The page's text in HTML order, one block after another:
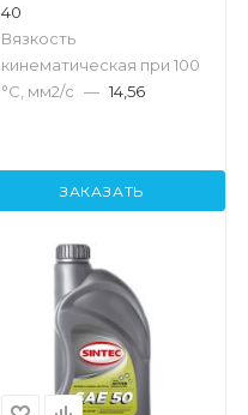
40
Вязкость
кинематическая при 100
°С, мм2/с — 14,56
ЗАКАЗАТЬ